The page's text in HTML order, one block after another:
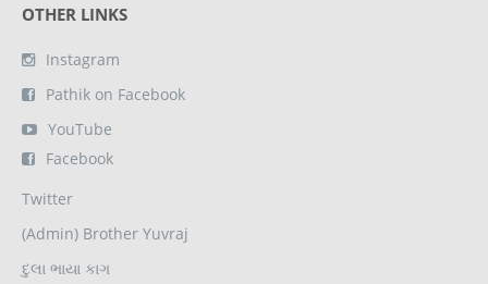
OTHER LINKS
Instagram
Pathik on Facebook
YouTube
Facebook
Twitter
(Admin) Brother Yuvraj
દુલા ભાયા કાગ